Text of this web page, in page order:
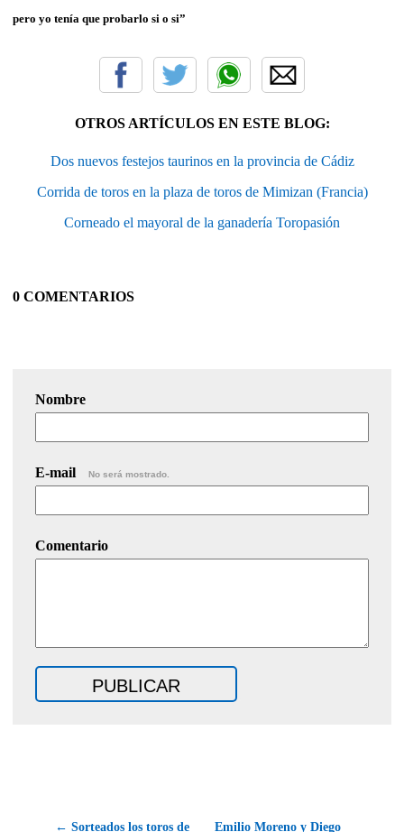
pero yo tenía que probarlo si o si”
OTROS ARTÍCULOS EN ESTE BLOG:
Dos nuevos festejos taurinos en la provincia de Cádiz
Corrida de toros en la plaza de toros de Mimizan (Francia)
Corneado el mayoral de la ganadería Toropasión
0 COMENTARIOS
Nombre
E-mail No será mostrado.
Comentario
← Sorteados los toros de Emilio Moreno y Diego